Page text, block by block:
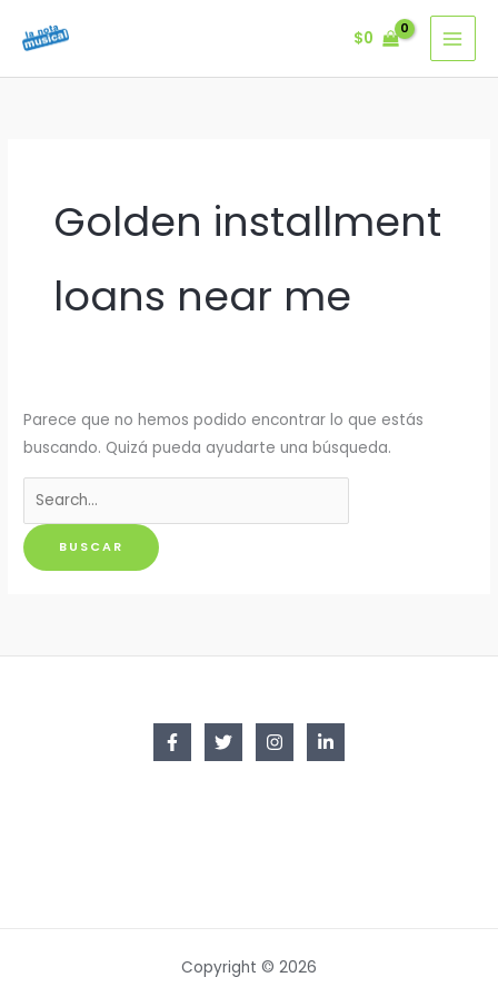
$0
Golden installment
loans near me
Parece que no hemos podido encontrar lo que estás
buscando. Quizá pueda ayudarte una búsqueda.
Buscar
por:
Copyright © 2026